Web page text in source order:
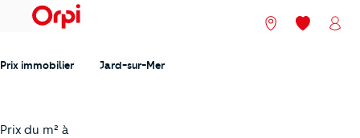
menu Nos agences
Mes
Prix immobilier Jard-sur-Mer
Prix du m² à